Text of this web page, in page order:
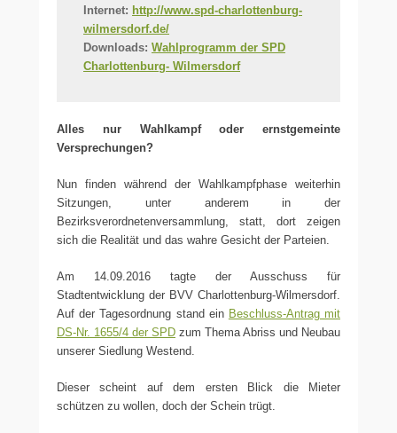
Internet: http://www.spd-charlottenburg-
wilmersdorf.de/
Downloads: Wahlprogramm der SPD
Charlottenburg- Wilmersdorf
Alles nur Wahlkampf oder ernstgemeinte
Versprechungen?
Nun finden während der Wahlkampfphase weiterhin
Sitzungen, unter anderem in der
Bezirksverordnetenversammlung, statt, dort zeigen
sich die Realität und das wahre Gesicht der Parteien.
Am 14.09.2016 tagte der Ausschuss für
Stadtentwicklung der BVV Charlottenburg-Wilmersdorf.
Auf der Tagesordnung stand ein Beschluss-Antrag mit
DS-Nr. 1655/4 der SPD zum Thema Abriss und Neubau
unserer Siedlung Westend.
Dieser scheint auf dem ersten Blick die Mieter
schützen zu wollen, doch der Schein trügt.